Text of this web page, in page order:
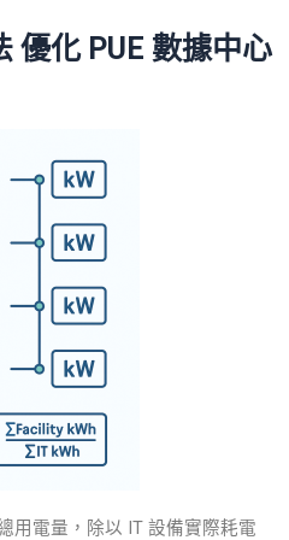
優化 PUE 數據中心
用電量，除以 IT 設備實際耗電